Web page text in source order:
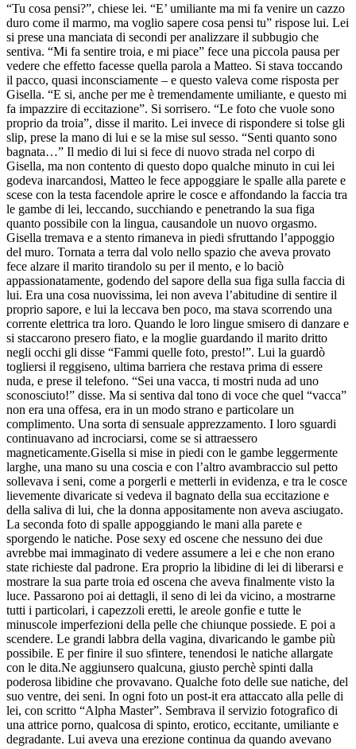
“Tu cosa pensi?”, chiese lei. “E’ umiliante ma mi fa venire un cazzo
duro come il marmo, ma voglio sapere cosa pensi tu” rispose lui. Lei
si prese una manciata di secondi per analizzare il subbugio che
sentiva. “Mi fa sentire troia, e mi piace” fece una piccola pausa per
vedere che effetto facesse quella parola a Matteo. Si stava toccando
il pacco, quasi inconsciamente – e questo valeva come risposta per
Gisella. “E si, anche per me è tremendamente umiliante, e questo mi
fa impazzire di eccitazione”. Si sorrisero. “Le foto che vuole sono
proprio da troia”, disse il marito. Lei invece di rispondere si tolse gli
slip, prese la mano di lui e se la mise sul sesso. “Senti quanto sono
bagnata…” Il medio di lui si fece di nuovo strada nel corpo di
Gisella, ma non contento di questo dopo qualche minuto in cui lei
godeva inarcandosi, Matteo le fece appoggiare le spalle alla parete e
scese con la testa facendole aprire le cosce e affondando la faccia tra
le gambe di lei, leccando, succhiando e penetrando la sua figa
quanto possibile con la lingua, causandole un nuovo orgasmo.
Gisella tremava e a stento rimaneva in piedi sfruttando l’appoggio
del muro. Tornata a terra dal volo nello spazio che aveva provato
fece alzare il marito tirandolo su per il mento, e lo baciò
appassionatamente, godendo del sapore della sua figa sulla faccia di
lui. Era una cosa nuovissima, lei non aveva l’abitudine di sentire il
proprio sapore, e lui la leccava ben poco, ma stava scorrendo una
corrente elettrica tra loro. Quando le loro lingue smisero di danzare e
si staccarono presero fiato, e la moglie guardando il marito dritto
negli occhi gli disse “Fammi quelle foto, presto!”. Lui la guardò
togliersi il reggiseno, ultima barriera che restava prima di essere
nuda, e prese il telefono. “Sei una vacca, ti mostri nuda ad uno
sconosciuto!” disse. Ma si sentiva dal tono di voce che quel “vacca”
non era una offesa, era in un modo strano e particolare un
complimento. Una sorta di sensuale apprezzamento. I loro sguardi
continuavano ad incrociarsi, come se si attraessero
magneticamente.Gisella si mise in piedi con le gambe leggermente
larghe, una mano su una coscia e con l’altro avambraccio sul petto
sollevava i seni, come a porgerli e metterli in evidenza, e tra le cosce
lievemente divaricate si vedeva il bagnato della sua eccitazione e
della saliva di lui, che la donna appositamente non aveva asciugato.
La seconda foto di spalle appoggiando le mani alla parete e
sporgendo le natiche. Pose sexy ed oscene che nessuno dei due
avrebbe mai immaginato di vedere assumere a lei e che non erano
state richieste dal padrone. Era proprio la libidine di lei di liberarsi e
mostrare la sua parte troia ed oscena che aveva finalmente visto la
luce. Passarono poi ai dettagli, il seno di lei da vicino, a mostrarne
tutti i particolari, i capezzoli eretti, le areole gonfie e tutte le
minuscole imperfezioni della pelle che chiunque possiede. E poi a
scendere. Le grandi labbra della vagina, divaricando le gambe più
possibile. E per finire il suo sfintere, tenendosi le natiche allargate
con le dita.Ne aggiunsero qualcuna, giusto perchè spinti dalla
poderosa libidine che provavano. Qualche foto delle sue natiche, del
suo ventre, dei seni. In ogni foto un post-it era attaccato alla pelle di
lei, con scritto “Alpha Master”. Sembrava il servizio fotografico di
una attrice porno, qualcosa di spinto, erotico, eccitante, umiliante e
degradante. Lui aveva una erezione continua da quando avevano